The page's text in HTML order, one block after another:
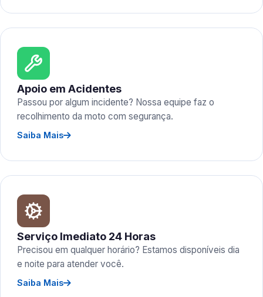
Apoio em Acidentes
Passou por algum incidente? Nossa equipe faz o
recolhimento da moto com segurança.
Saiba Mais
Serviço Imediato 24 Horas
Precisou em qualquer horário? Estamos disponíveis dia
e noite para atender você.
Saiba Mais